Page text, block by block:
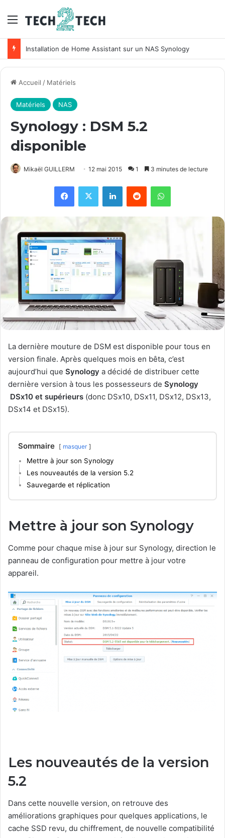
Menu
Accueil / Matériels
Matériels NAS
Synology : DSM 5.2
disponible
Mikaël GUILLERM 12 mai 2015 1 3 minutes de lecture
La dernière mouture de DSM est disponible pour tous en
version finale. Après quelques mois en bêta, c’est
aujourd’hui que Synology a décidé de distribuer cette
dernière version à tous les possesseurs de Synology
DSx10 et supérieurs (donc DSx10, DSx11, DSx12, DSx13,
DSx14 et DSx15).
Sommaire masquer
Mettre à jour son Synology
Les nouveautés de la version 5.2
Sauvegarde et réplication
Mettre à jour son Synology
Comme pour chaque mise à jour sur Synology, direction le
panneau de configuration pour mettre à jour votre
appareil.
Les nouveautés de la version
5.2
Dans cette nouvelle version, on retrouve des
améliorations graphiques pour quelques applications, le
cache SSD revu, du chiffrement, de nouvelle compatibilité